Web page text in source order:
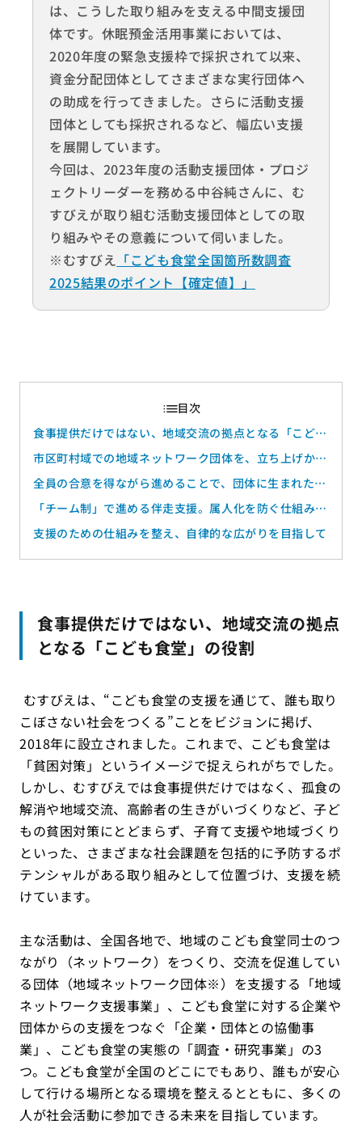
は、こうした取り組みを支える中間支援団
体です。休眠預金活用事業においては、
2020年度の緊急支援枠で採択されて以来、
資金分配団体としてさまざまな実行団体へ
の助成を行ってきました。さらに活動支援
団体としても採択されるなど、幅広い支援
を展開しています。
今回は、2023年度の活動支援団体・プロジ
ェクトリーダーを務める中谷純さんに、む
すびえが取り組む活動支援団体としての取
り組みやその意義について伺いました。
※むすびえ 「こども食堂全国箇所数調査
2025結果のポイント【確定値】」
食事提供だけではない、地域交流の拠点となる「こども
食堂」の役割
市区町村域での地域ネットワーク団体を、立ち上げから
支援していく取り組み
全員の合意を得ながら進めることで、団体に生まれた変
化
「チーム制」で進める伴走支援。属人化を防ぐ仕組みと
は
支援のための仕組みを整え、自律的な広がりを目指して
食事提供だけではない、地域交流の拠点
となる「こども食堂」の役割
むすびえは、“こども食堂の支援を通じて、誰も取り
こぼさない社会をつくる”ことをビジョンに掲げ、
2018年に設立されました。これまで、こども食堂は
「貧困対策」というイメージで捉えられがちでした。
しかし、むすびえでは食事提供だけではなく、孤食の
解消や地域交流、高齢者の生きがいづくりなど、子ど
もの貧困対策にとどまらず、子育て支援や地域づくり
といった、さまざまな社会課題を包括的に予防するポ
テンシャルがある取り組みとして位置づけ、支援を続
けています。
主な活動は、全国各地で、地域のこども食堂同士のつ
ながり（ネットワーク）をつくり、交流を促進してい
る団体（地域ネットワーク団体※）を支援する「地域
ネットワーク支援事業」、こども食堂に対する企業や
団体からの支援をつなぐ「企業・団体との協働事
業」、こども食堂の実態の「調査・研究事業」の3
つ。こども食堂が全国のどこにでもあり、誰もが安心
して行ける場所となる環境を整えるとともに、多くの
人が社会活動に参加できる未来を目指しています。